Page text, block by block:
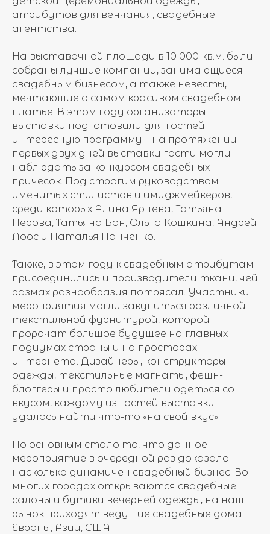
атрибутов для венчания, свадебные
агентства.
На выставочной площади в 10 000 кв.м. были
собраны лучшие компании, занимающиеся
свадебным бизнесом, а также невесты,
мечтающие о самом красивом свадебном
платье. В этом году организаторы
выставки подготовили для гостей
интересную программу – на протяжении
первых двух дней выставки гости могли
наблюдать за конкурсом свадебных
причесок. Под строгим руководством
именитых стилистов и имиджмейкеров,
среди которых Алина Ярцева, Татьяна
Перова, Татьяна Бон, Ольга Кошкина, Андрей
Лоос и Наталья Панченко.
Также, в этом году к свадебным атрибутам
присоединились и производители ткани, чей
размах разнообразия потрясал. Участники
мероприятия могли закупиться различной
текстильной фурнитурой, которой
пророчат большое будущее на главных
подиумах страны и на просторах
интернета. Дизайнеры, конструкторы
одежды, текстильные магнаты, фешн-
блоггеры и просто любители одеться со
вкусом, каждому из гостей выставки
удалось найти что-то «на свой вкус».
Но основным стало то, что данное
мероприятие в очередной раз доказало
насколько динамичен свадебный бизнес. Во
многих городах открываются свадебные
салоны и бутики вечерней одежды, на наш
рынок приходят ведущие свадебные дома
Европы, Азии, США.